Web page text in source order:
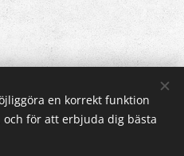
en korrekt funktion
för att erbjuda dig bästa